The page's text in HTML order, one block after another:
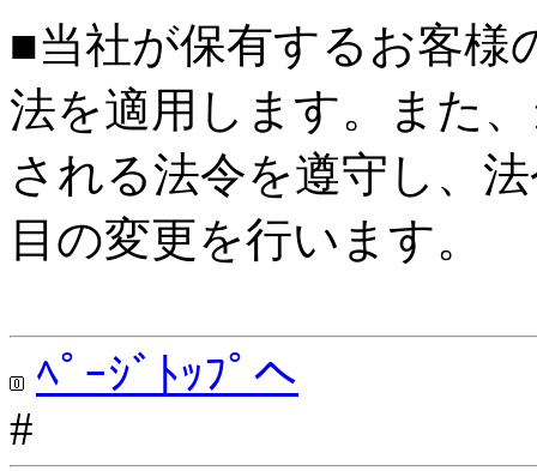
■当社が保有するお客様
法を適用します。また
される法令を遵守し、
目の変更を行います。
ﾍﾟｰｼﾞﾄｯﾌﾟへ
#